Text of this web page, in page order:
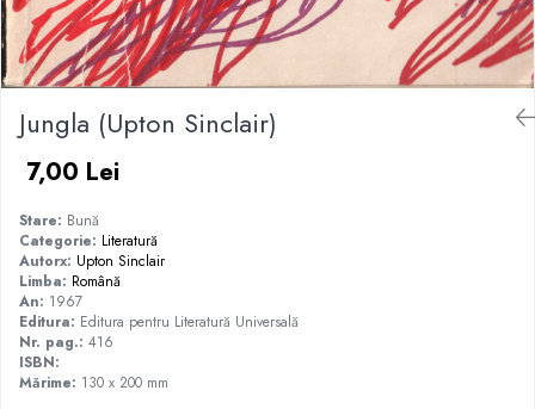
Jungla (Upton Sinclair)
7,00 Lei
Stare: Bună
Categorie: Literatură
Autorx: Upton Sinclair
Limba: Română
An: 1967
Editura: Editura pentru Literatură Universală
Nr. pag.: 416
ISBN:
Mărime: 130 x 200 mm